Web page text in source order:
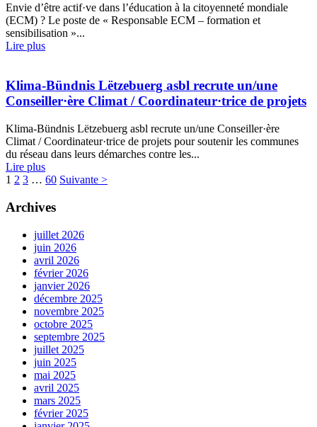
Envie d’être actif·ve dans l’éducation à la citoyenneté mondiale
(ECM) ? Le poste de « Responsable ECM – formation et
sensibilisation »...
Lire plus
Klima-Bündnis Lëtzebuerg asbl recrute un/une
Conseiller·ère Climat / Coordinateur·trice de projets
Klima-Bündnis Lëtzebuerg asbl recrute un/une Conseiller·ère
Climat / Coordinateur·trice de projets pour soutenir les communes
du réseau dans leurs démarches contre les...
Lire plus
1 2 3 … 60 Suivante >
Archives
juillet 2026
juin 2026
avril 2026
février 2026
janvier 2026
décembre 2025
novembre 2025
octobre 2025
septembre 2025
juillet 2025
juin 2025
mai 2025
avril 2025
mars 2025
février 2025